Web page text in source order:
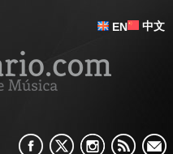
EN 中文